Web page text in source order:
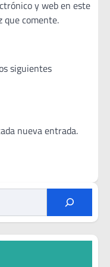
y web en este
que comente.
siguientes
nueva entrada.